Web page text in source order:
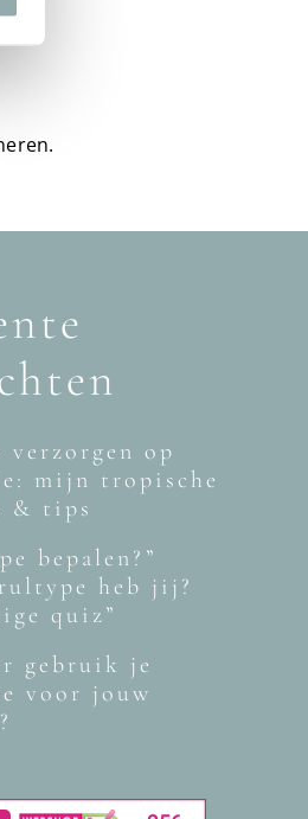
verzorgen op
mijn tropische
& tips
bepalen?”
heb jij?
quiz”
gebruik je
voor jouw